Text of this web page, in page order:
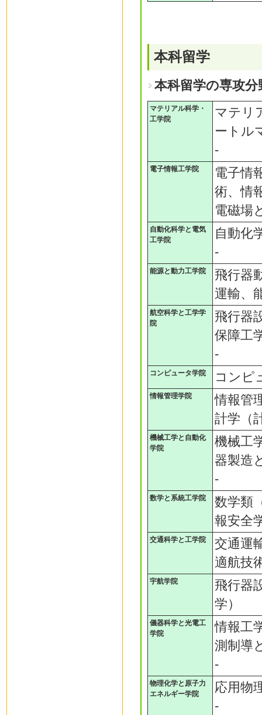
本科留学
本科留学の専攻分
マテリアル科学・
工学院
マテリ
ートル
-
電子情報工学院
電子情
術、情
電磁場
自動化科学と電気
工学院
自動化
-
能源と動力工学院
飛行器
運輸、
航空科学と工学学
院
飛行器
保障工
-
コンピュータ学院 コンピ
情報管理学院
情報管
計学（
機械工学と自動化
学院
機械工
器製造
-
数学と系統工学院
数学類
報安全
交通科学と工学院
交通運
適航技
宇航学院
飛行器
学）
儀器科学と光電工
学院
情報工
測制導
-
物理化学と原子力
エネルギー学院
応用物
-